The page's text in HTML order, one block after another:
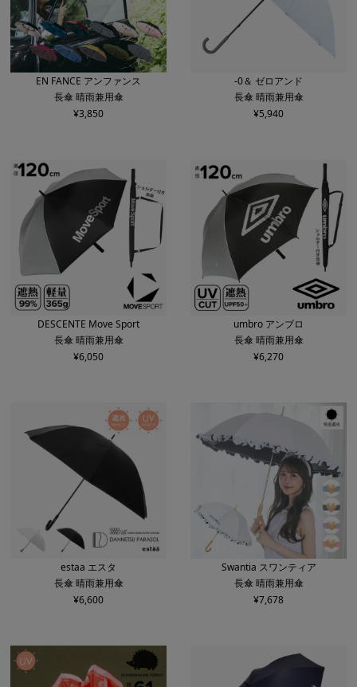
EN FANCE アンファンス
長傘 晴雨兼用傘
¥3,850
-0＆ ゼロアンド
長傘 晴雨兼用傘
¥5,940
DESCENTE Move Sport
長傘 晴雨兼用傘
¥6,050
umbro アンブロ
長傘 晴雨兼用傘
¥6,270
estaa エスタ
長傘 晴雨兼用傘
¥6,600
Swantia スワンティア
長傘 晴雨兼用傘
¥7,678